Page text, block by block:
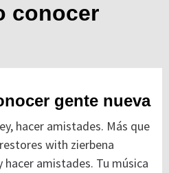
conocer
gente nueva
hacer amistades. Más que
with zierbena
amistades. Tu música